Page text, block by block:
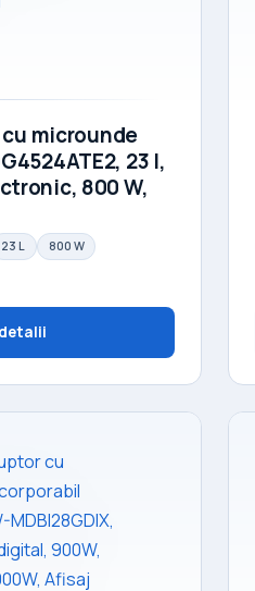
microunde
23 l,
800 W,
23 L 800 W